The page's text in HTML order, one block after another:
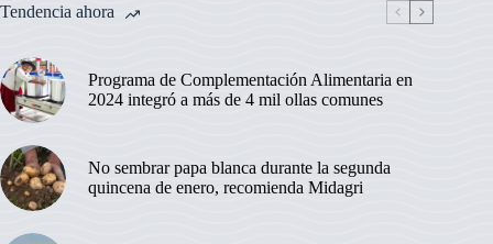
Tendencia ahora
Programa de Complementación Alimentaria en
2024 integró a más de 4 mil ollas comunes
No sembrar papa blanca durante la segunda
quincena de enero, recomienda Midagri